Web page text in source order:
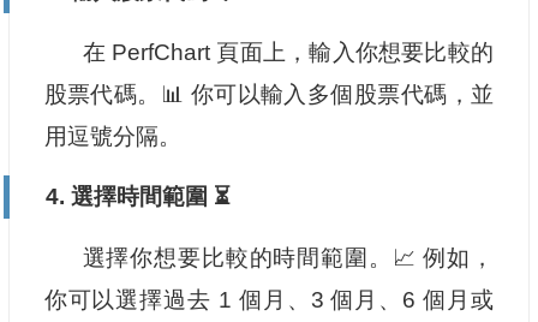
在 PerfChart 頁面上，輸入你想要比較的
股票代碼。📊 你可以輸入多個股票代碼，並
用逗號分隔。
4. 選擇時間範圍 ⏳
選擇你想要比較的時間範圍。📈 例如，
你可以選擇過去 1 個月、3 個月、6 個月或